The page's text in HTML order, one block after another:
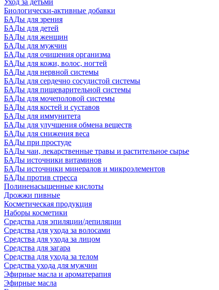
Уход за детьми
Биологически-активные добавки
БАДы для зрения
БАДы для детей
БАДы для женщин
БАДы для мужчин
БАДы для очищения организма
БАДы для кожи, волос, ногтей
БАДы для нервной системы
БАДы для сердечно сосудистой системы
БАДы для пищеварительной системы
БАДы для мочеполовой системы
БАДы для костей и суставов
БАДы для иммунитета
БАДы для улучшения обмена веществ
БАДы для снижения веса
БАДы при простуде
БАДы чаи, лекарственные травы и растительное сырье
БАДы источники витаминов
БАДы источники минералов и микроэлементов
БАДы против стресса
Полиненасыщенные кислоты
Дрожжи пивные
Косметическая продукция
Наборы косметики
Средства для эпиляции/депиляции
Средства для ухода за волосами
Средства для ухода за лицом
Средства для загара
Средства для ухода за телом
Средства ухода для мужчин
Эфирные масла и ароматерапия
Эфирные масла